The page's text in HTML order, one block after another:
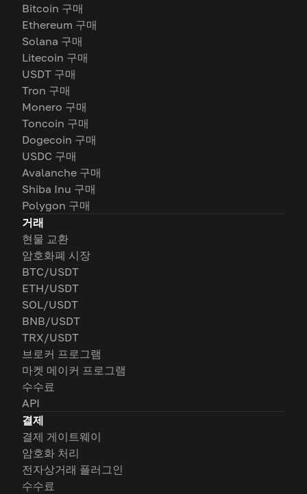
Bitcoin 구매
Ethereum 구매
Solana 구매
Litecoin 구매
USDT 구매
Tron 구매
Monero 구매
Toncoin 구매
Dogecoin 구매
USDC 구매
Avalanche 구매
Shiba Inu 구매
Polygon 구매
거래
현물 교환
암호화폐 시장
BTC/USDT
ETH/USDT
SOL/USDT
BNB/USDT
TRX/USDT
브로커 프로그램
마켓 메이커 프로그램
수수료
API
결제
결제 게이트웨이
암호화 처리
전자상거래 플러그인
수수료